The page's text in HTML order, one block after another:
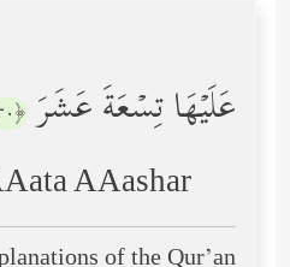
عَلَیۡهَا تِسۡعَةَ عَشَرَ ﴿٣٠﴾
AAashar